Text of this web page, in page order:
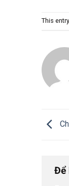
This
Để